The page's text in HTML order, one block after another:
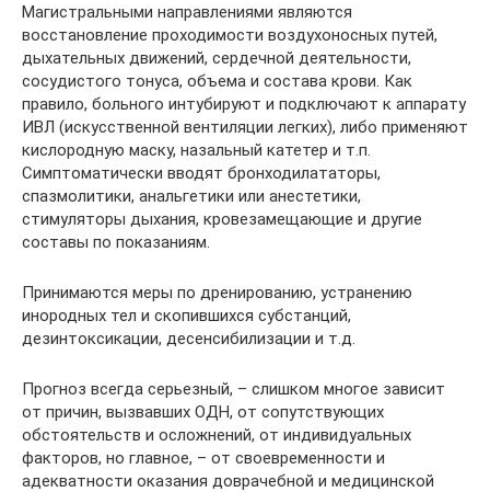
Магистральными направлениями являются
восстановление проходимости воздухоносных путей,
дыхательных движений, сердечной деятельности,
сосудистого тонуса, объема и состава крови. Как
правило, больного интубируют и подключают к аппарату
ИВЛ (искусственной вентиляции легких), либо применяют
кислородную маску, назальный катетер и т.п.
Симптоматически вводят бронходилататоры,
спазмолитики, анальгетики или анестетики,
стимуляторы дыхания, кровезамещающие и другие
составы по показаниям.
Принимаются меры по дренированию, устранению
инородных тел и скопившихся субстанций,
дезинтоксикации, десенсибилизации и т.д.
Прогноз всегда серьезный, – слишком многое зависит
от причин, вызвавших ОДН, от сопутствующих
обстоятельств и осложнений, от индивидуальных
факторов, но главное, – от своевременности и
адекватности оказания доврачебной и медицинской